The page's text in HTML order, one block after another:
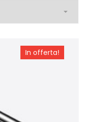
In offerta!